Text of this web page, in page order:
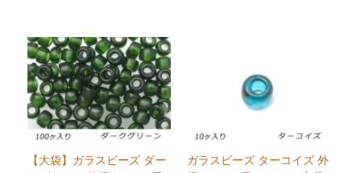
【大袋】ガラスビーズ ダー
ガラスビーズ ターコイズ 外